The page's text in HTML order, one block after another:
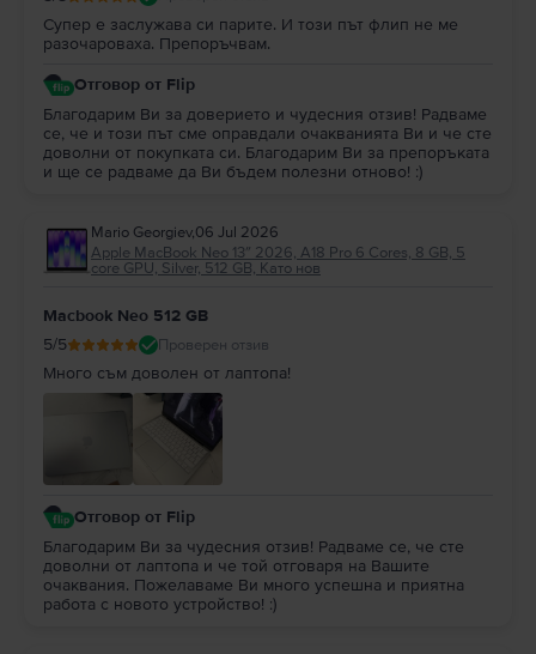
Супер е заслужава си парите. И този път флип не ме
разочароваха. Препоръчвам.
Отговор от Flip
Благодарим Ви за доверието и чудесния отзив! Радваме
се, че и този път сме оправдали очакванията Ви и че сте
доволни от покупката си. Благодарим Ви за препоръката
и ще се радваме да Ви бъдем полезни отново! :)
Mario Georgiev,06 Jul 2026
Apple MacBook Neo 13″ 2026, A18 Pro 6 Cores, 8 GB, 5
core GPU, Silver, 512 GB, Като нов
Macbook Neo 512 GB
5/5 Проверен отзив
Много съм доволен от лаптопа!
Отговор от Flip
Благодарим Ви за чудесния отзив! Радваме се, че сте
доволни от лаптопа и че той отговаря на Вашите
очаквания. Пожелаваме Ви много успешна и приятна
работа с новото устройство! :)